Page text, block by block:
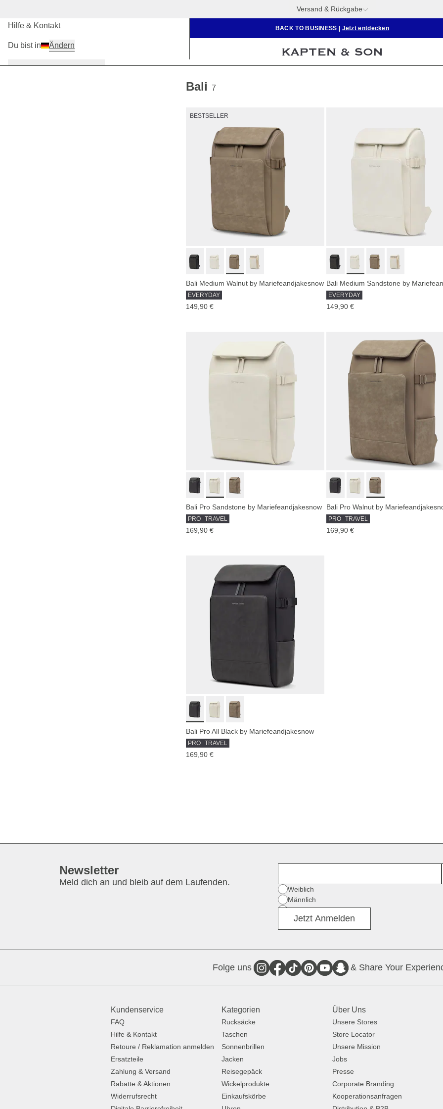
Versand & Rückgabe
BACK TO BUSINESS Jetzt entdecken
Herren
Hilfe & Kontakt
Du bist in Ändern
Bali 7
BESTSELLER
Bali Medium Walnut by Mariefeandjakesnow
EVERYDAY
149,90 €
EVERYDAY
149,90 €
Bali Pro Sandstone by Mariefeandjakesnow
PRO TRAVEL
169,90 €
Bali Pro Walnut by
PRO TRAVEL
169,90 €
Bali Pro All Black by Mariefeandjakesnow
PRO TRAVEL
169,90 €
Newsletter
Meld dich an und bleib auf dem Laufenden.
Geschlecht
Weiblich
Männlich
Divers
Jetzt Anmelden
Folge uns & Share Your
Kundenservice
FAQ
Hilfe & Kontakt
Retoure / Reklamation anmelden
Ersatzteile
Zahlung & Versand
Rabatte & Aktionen
Widerrufsrecht
Kategorien
Rucksäcke
Taschen
Sonnenbrillen
Jacken
Reisegepäck
Wickelprodukte
Einkaufskörbe
Über Uns
Unsere Stores
Store Locator
Unsere Mission
Jobs
Presse
Corporate Branding
Kooperationsanfragen